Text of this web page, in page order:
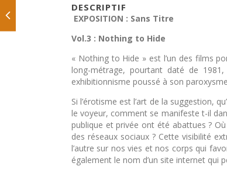
DESCRIPTIF
EXPOSITION : Sans Titre
Vol.3 : Nothing to Hide
« Nothing to Hide » est l’un des films
long-métrage, pourtant daté de 1981,
exhibitionnisme poussé à son
Si l’érotisme est l’art de la suggestion,
le voyeur, comment se manifeste t-il
publique et privée ont été abattues ?
des réseaux sociaux ? Cette visibilité
l’autre sur nos vies et nos corps qui
également le nom d’un site internet qui